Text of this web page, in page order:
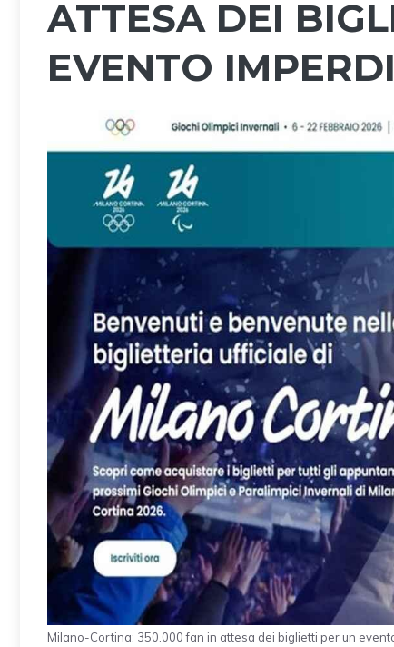
ATTESA DEI
EVENTO
Milano-Cortina: 350.000 fan in attesa dei biglietti per un